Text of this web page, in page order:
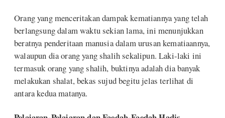
Orang yang menceritakan dampak kematiannya yang telah
berlangsung dalam waktu sekian lama, ini menunjukkan
beratnya penderitaan manusia dalam urusan kematiaannya,
walaupun dia orang yang shalih sekalipun. Laki-laki ini
termasuk orang yang shalih, buktinya adalah dia banyak
melakukan shalat, bekas sujud begitu jelas terlihat di
antara kedua matanya.